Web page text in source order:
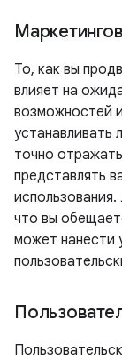
То, как вы
влияет на
возможностей
устанавливать
точно
представлять
что вы
может нанести